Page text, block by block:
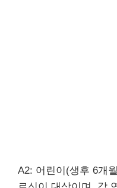
A2: 어린이(생후 6개